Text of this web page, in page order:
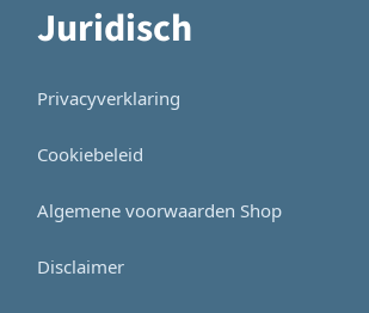
Juridisch
Privacyverklaring
Cookiebeleid
Algemene voorwaarden Shop
Disclaimer